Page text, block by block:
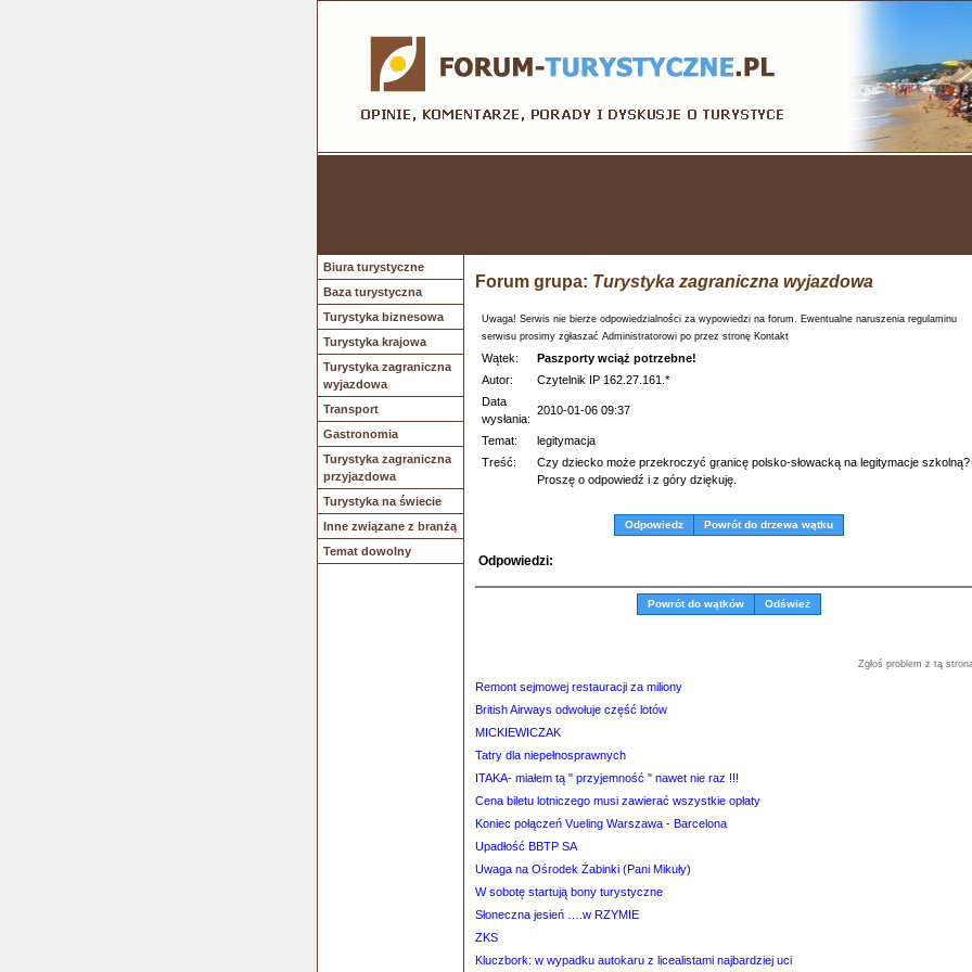
Biura turystyczne
Baza turystyczna
Turystyka biznesowa
Turystyka krajowa
Turystyka zagraniczna
wyjazdowa
Transport
Gastronomia
Turystyka zagraniczna
przyjazdowa
Turystyka na świecie
Inne związane z branżą
Temat dowolny
Forum grupa: Turystyka zagraniczna wyjazdowa
Uwaga! Serwis nie bierze odpowiedzialności za wypowiedzi na forum. Ewentualne naruszenia regulaminu
serwisu prosimy zgłaszać Administratorowi po przez stronę Kontakt
Wątek:
Paszporty wciąż potrzebne!
Autor:
Czytelnik IP 162.27.161.*
Data
wysłania:
2010-01-06 09:37
Temat:
legitymacja
Treść:
Czy dziecko może przekroczyć granicę polsko-słowacką na legitymacje szkolną?
Proszę o odpowiedź i z góry dziękuję.
Odpowiedz Powrót do drzewa wątku
Odpowiedzi:
Powrót do wątków Odśwież
Zgłoś problem z tą
Remont sejmowej restauracji za miliony
British Airways odwołuje część lotów
MICKIEWICZAK
Tatry dla niepełnosprawnych
ITAKA- miałem tą " przyjemność " nawet nie raz !!!
Cena biletu lotniczego musi zawierać wszystkie opłaty
Koniec połączeń Vueling Warszawa - Barcelona
Upadłość BBTP SA
Uwaga na Ośrodek Żabinki (Pani Mikuły)
W sobotę startują bony turystyczne
Słoneczna jesień ….w RZYMIE
ZKS
Kluczbork: w wypadku autokaru z licealistami najbardziej uci